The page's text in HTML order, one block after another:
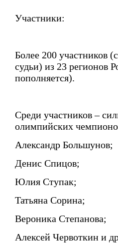
Участники:
Более 200 участников
судьи) из 23 регионов
пополняется).
Среди участников –
олимпийских
Александр Большунов;
Денис Спицов;
Юлия Ступак;
Татьяна Сорина;
Вероника Степанова;
Алексей Червоткин и